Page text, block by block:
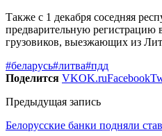
Также с 1 декабря соседняя
предварительную регистрацию
грузовиков, выезжающих из
#беларусь#литва#пдд
Поделится VKOK.ruFacebook
Предыдущая запись
Белорусские банки подняли